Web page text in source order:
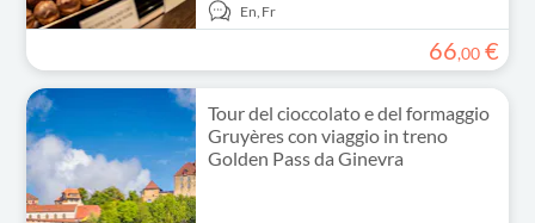
En, Fr
66,00 €
Tour del cioccolato e del formaggio
Gruyères con viaggio in treno
Golden Pass da Ginevra